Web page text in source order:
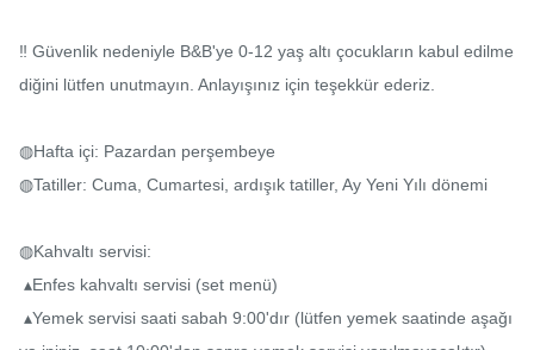
‼ ️Güvenlik nedeniyle B&B'ye 0-12 yaş altı çocukların kabul edilme
diğini lütfen unutmayın. Anlayışınız için teşekkür ederiz.
◍Hafta içi: Pazardan perşembeye
◍Tatiller: Cuma, Cumartesi, ardışık tatiller, Ay Yeni Yılı dönemi
◍Kahvaltı servisi: